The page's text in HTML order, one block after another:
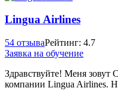
Lingua Airlines
54 отзываРейтинг: 4.7
Заявка на обучение
Здравствуйте! Меня зовут
компании Lingua Airlines.